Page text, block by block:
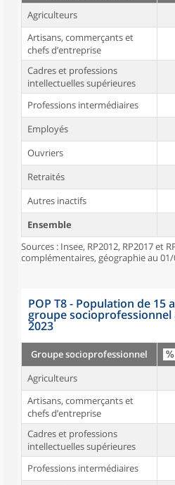
Agriculteurs
Artisans, commerçants et
chefs d’entreprise
Cadres et professions
intellectuelles supérieures
Professions intermédiaires
Employés
Ouvriers
Retraités
Autres inactifs
Ensemble
Sources : Insee, RP2012, RP2017 et
complémentaires, géographie au
POP T8 - Population de 15
groupe
2023
Groupe socioprofessionnel
Agriculteurs
Artisans, commerçants et
chefs d’entreprise
Cadres et professions
intellectuelles supérieures
Professions intermédiaires